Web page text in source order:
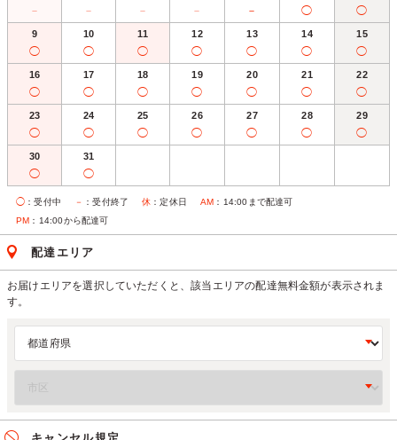
－ － － － － ◯ ◯
9
◯
10
◯
11
◯
12
◯
13
◯
14
◯
15
◯
16
◯
17
◯
18
◯
19
◯
20
◯
21
◯
22
◯
23
◯
24
◯
25
◯
26
◯
27
◯
28
◯
29
◯
30
◯
31
◯
◯ ：受付中 － ：受付終了 休 ：定休日 AM ：14:00まで配達可
PM ：14:00から配達可
配達エリア
お届けエリアを選択していただくと、該当エリアの配達無料金額が表示されま
す。